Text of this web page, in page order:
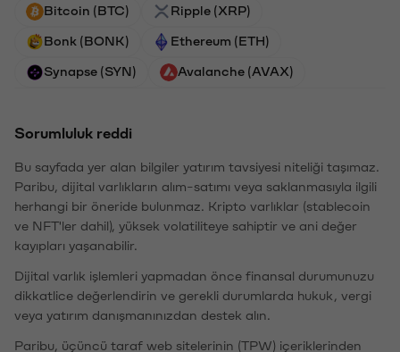
Bitcoin (BTC) Ripple (XRP)
Bonk (BONK) Ethereum (ETH)
Synapse (SYN) Avalanche (AVAX)
Sorumluluk reddi
Bu sayfada yer alan bilgiler yatırım tavsiyesi niteliği taşımaz.
Paribu, dijital varlıkların alım-satımı veya saklanmasıyla ilgili
herhangi bir öneride bulunmaz. Kripto varlıklar (stablecoin
ve NFT'ler dahil), yüksek volatiliteye sahiptir ve ani değer
kayıpları yaşanabilir.
Dijital varlık işlemleri yapmadan önce finansal durumunuzu
dikkatlice değerlendirin ve gerekli durumlarda hukuk, vergi
veya yatırım danışmanınızdan destek alın.
Paribu, üçüncü taraf web sitelerinin (TPW) içeriklerinden